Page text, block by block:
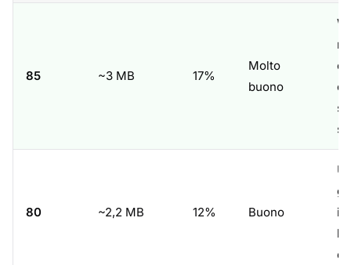
85 ~3 MB 17%
Molto
buono
80 ~2,2 MB 12% Buono